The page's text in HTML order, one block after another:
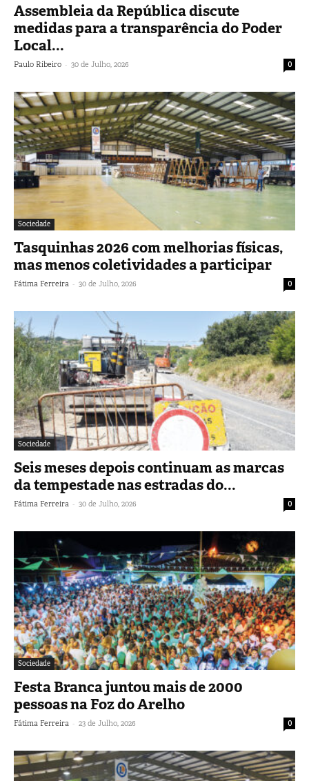
Assembleia da República discute
medidas para a transparência do Poder
Local...
Paulo Ribeiro - 30 de Julho, 2026 0
Sociedade
Tasquinhas 2026 com melhorias físicas,
mas menos coletividades a participar
Fátima Ferreira - 30 de Julho, 2026 0
Sociedade
Seis meses depois continuam as marcas
da tempestade nas estradas do...
Fátima Ferreira - 30 de Julho, 2026 0
Sociedade
Festa Branca juntou mais de 2000
pessoas na Foz do Arelho
Fátima Ferreira - 23 de Julho, 2026 0